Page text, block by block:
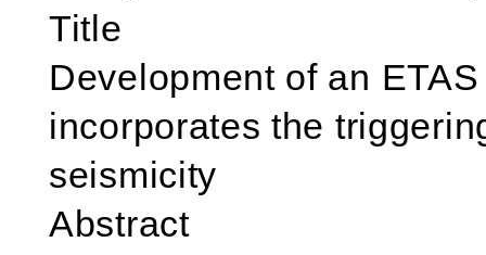
Title
Development of an
incorporates the
seismicity
Abstract